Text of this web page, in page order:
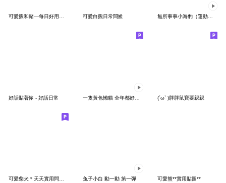
可愛熊和豬—每日好用貼圖 可愛白熊日常問候 無所事事小海豹（運動應援貼圖）
好話貼著你 - 好話日常 (´ω` )胖胖鼠寶要親親
兔子小白 動一動 第一彈 可愛熊**實用貼圖**